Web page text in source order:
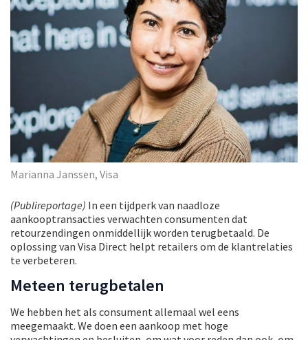
Marianna Janssen, Visa
(Publireportage) In een tijdperk van naadloze
aankooptransacties verwachten consumenten dat
retourzendingen onmiddellijk worden terugbetaald. De
oplossing van Visa Direct helpt retailers om de klantrelaties
te verbeteren.
Meteen terugbetalen
We hebben het als consument allemaal wel eens
meegemaakt. We doen een aankoop met hoge